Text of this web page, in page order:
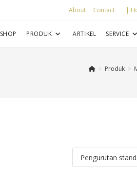
About Contact |
SHOP PRODUK ARTIKEL SERVICE
> Produk >